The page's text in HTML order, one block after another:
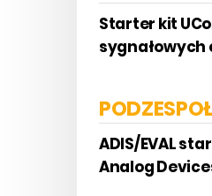
Starter kit
ADIS/EVAL
Analog